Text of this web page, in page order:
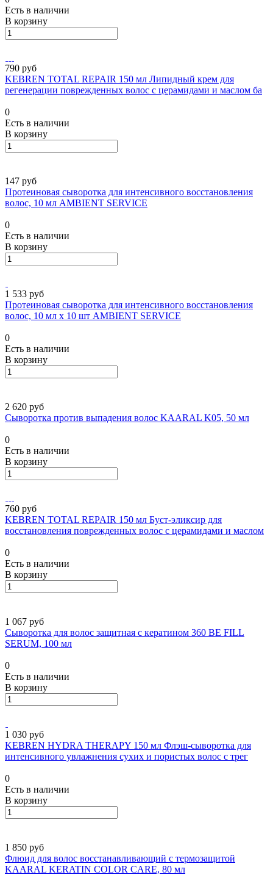
Есть в наличии
В корзину
790 руб
KEBREN TOTAL REPAIR 150 мл Липидный крем для
регенерации поврежденных волос с церамидами и маслом ба
0
Есть в наличии
В корзину
147 руб
Протеиновая сыворотка для интенсивного восстановления
волос, 10 мл AMBIENT SERVICE
0
Есть в наличии
В корзину
1 533 руб
Протеиновая сыворотка для интенсивного восстановления
волос, 10 мл х 10 шт AMBIENT SERVICE
0
Есть в наличии
В корзину
2 620 руб
Сыворотка против выпадения волос KAARAL K05, 50 мл
0
Есть в наличии
В корзину
760 руб
KEBREN TOTAL REPAIR 150 мл Буст-эликсир для
восстановления поврежденных волос с церамидами и маслом
0
Есть в наличии
В корзину
1 067 руб
Сыворотка для волос защитная с кератином 360 BE FILL
SERUM, 100 мл
0
Есть в наличии
В корзину
1 030 руб
KEBREN HYDRA THERAPY 150 мл Флэш-сыворотка для
интенсивного увлажнения сухих и пористых волос с трег
0
Есть в наличии
В корзину
1 850 руб
Флюид для волос восстанавливающий с термозащитой
KAARAL KERATIN COLOR CARE, 80 мл